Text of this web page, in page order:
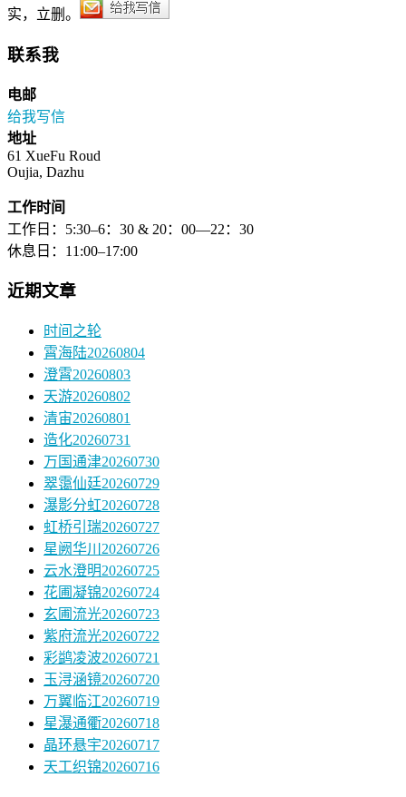
实，立删。
联系我
电邮
给我写信
地址
61 XueFu Roud
Oujia, Dazhu
工作时间
工作日：5:30–6：30 & 20：00—22：30
休息日：11:00–17:00
近期文章
时间之轮
霄海陆20260804
澄霄20260803
天游20260802
清宙20260801
造化20260731
万国通津20260730
翠霭仙廷20260729
瀑影分虹20260728
虹桥引瑞20260727
星阙华川20260726
云水澄明20260725
花圃凝锦20260724
玄圃流光20260723
紫府流光20260722
彩鹢凌波20260721
玉浔涵镜20260720
万翼临江20260719
星瀑通衢20260718
晶环悬宇20260717
天工织锦20260716